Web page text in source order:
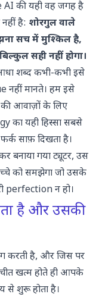
AI की यही वह जगह है
है: शोरगुल वाले
सच में मुश्किल है,
सही नहीं होगा।
शब्द कभी-कभी इसे
नहीं मानते। हम इसे
की आवाज़ों के लिए
का यही हिस्सा सबसे
साफ़ दिखता है।
बनाया गया ट्यूटर, उस
को समझेगा जो उसके
perfection न हो।
है और उसकी
करती है, और जिस पर
खत्म होते ही आपके
से शुरू होता है।